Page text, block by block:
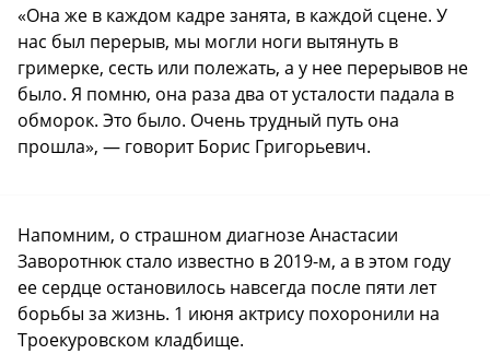
«Она же в каждом кадре занята, в каждой сцене. У
нас был перерыв, мы могли ноги вытянуть в
гримерке, сесть или полежать, а у нее перерывов не
было. Я помню, она раза два от усталости падала в
обморок. Это было. Очень трудный путь она
прошла», — говорит Борис Григорьевич.
Напомним, о страшном диагнозе Анастасии
Заворотнюк стало известно в 2019-м, а в этом году
ее сердце остановилось навсегда после пяти лет
борьбы за жизнь. 1 июня актрису похоронили на
Троекуровском кладбище.